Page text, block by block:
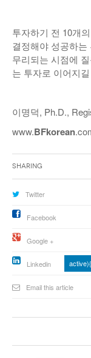
투자하기 전 10개
결정해야 성공하
무리되는 시점에
는 투자로 이어지
이명덕, Ph.D.,
www.BFkorean
Sharing
Twitter
Facebook
Google +
Linkedin
Email this article